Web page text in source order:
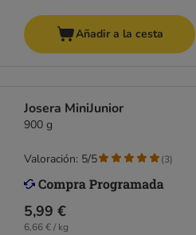
Añadir a la cesta
Josera MiniJunior
900 g
5,99 €
6,66 € / kg
Valoración: 5/5 (3)